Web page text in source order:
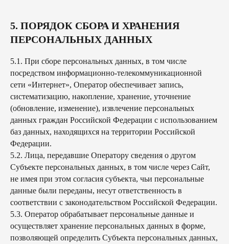
5. ПОРЯДОК СБОРА И ХРАНЕНИЯ
ПЕРСОНАЛЬНЫХ ДАННЫХ
5.1. При сборе персональных данных, в том числе
посредством информационно-телекоммуникационной
сети «Интернет», Оператор обеспечивает запись,
систематизацию, накопление, хранение, уточнение
(обновление, изменение), извлечение персональных
данных граждан Российской Федерации с использованием
баз данных, находящихся на территории Российской
Федерации.
5.2. Лица, передавшие Оператору сведения о другом
Субъекте персональных данных, в том числе через Сайт,
не имея при этом согласия субъекта, чьи персональные
данные были переданы, несут ответственность в
соответствии с законодательством Российской Федерации.
5.3. Оператор обрабатывает персональные данные и
осуществляет хранение персональных данных в форме,
позволяющей определить Субъекта персональных данных,